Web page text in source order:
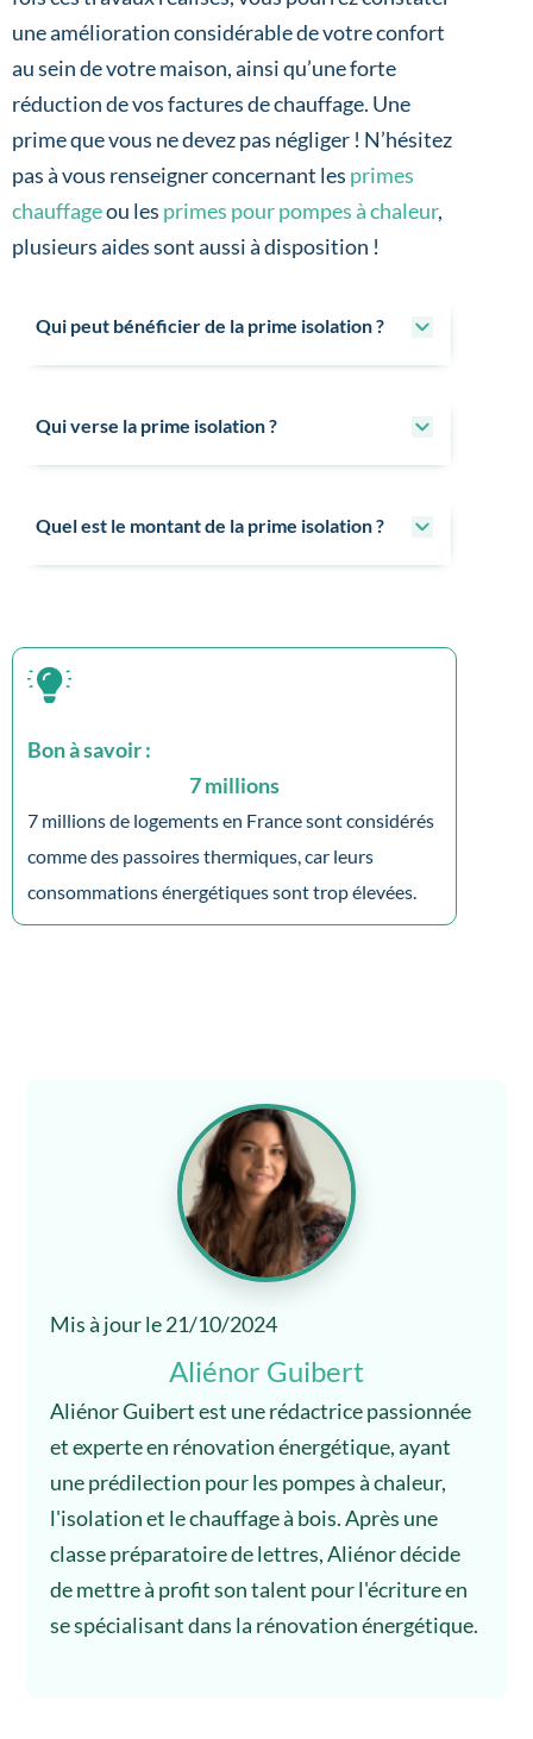
une amélioration considérable de votre confort
au sein de votre maison, ainsi qu’une forte
réduction de vos factures de chauffage. Une
prime que vous ne devez pas négliger ! N’hésitez
pas à vous renseigner concernant les primes
chauffageou les primes pour pompes à chaleur,
plusieurs aides sont aussi à disposition !
Qui peut bénéficier de la prime isolation ?
Qui verse la prime isolation ?
Quel est le montant de la prime isolation ?
Bon à savoir :
7 millions
7 millions de logements en France sont considérés
comme des passoires thermiques, car leurs
consommations énergétiques sont trop élevées.
Mis à jour le 21/10/2024
Aliénor Guibert
Aliénor Guibert est une rédactrice passionnée
et experte en rénovation énergétique, ayant
une prédilection pour les pompes à chaleur,
l'isolation et le chauffage à bois. Après une
classe préparatoire de lettres, Aliénor décide
de mettre à profit son talent pour l'écriture en
se spécialisant dans la rénovation énergétique.